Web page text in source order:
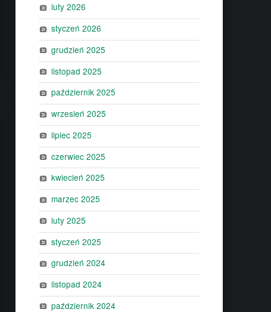
luty 2026
styczeń 2026
grudzień 2025
listopad 2025
październik 2025
wrzesień 2025
lipiec 2025
czerwiec 2025
kwiecień 2025
marzec 2025
luty 2025
styczeń 2025
grudzień 2024
listopad 2024
październik 2024